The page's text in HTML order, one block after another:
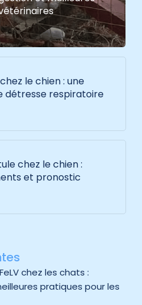
le chien : une
détresse respiratoire
chez le chien :
et pronostic
chez les chats :
pratiques pour les